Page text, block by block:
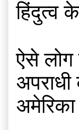
हिंदुत्व
ऐसे लोग